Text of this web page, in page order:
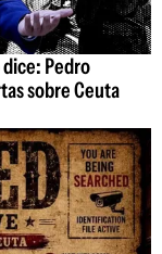
Pedro
sobre Ceuta